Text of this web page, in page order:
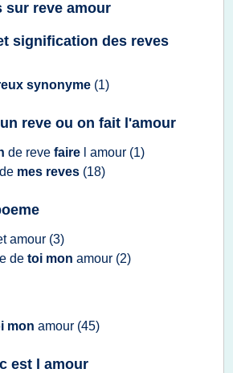
sur reve amour
signification des reves
synonyme (1)
reve ou on fait l'amour
de reve faire amour (1)
de mes reves (18)
amour (3)
de toi mon amour (2)
mon amour (45)
est l amour